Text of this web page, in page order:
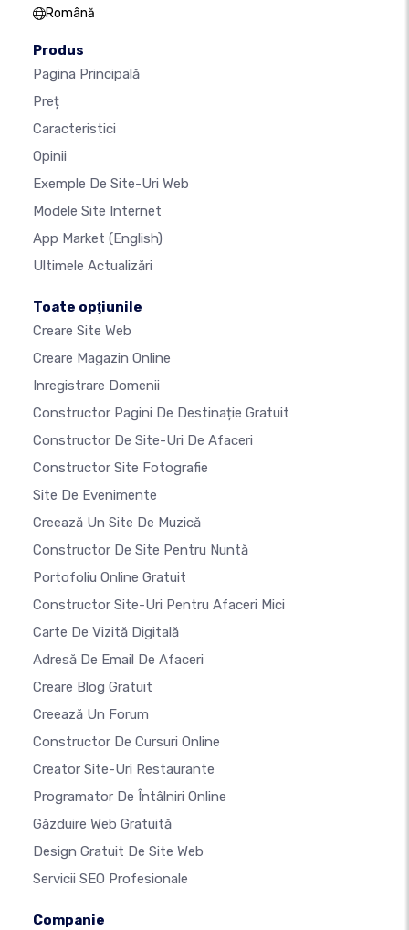
Română
Produs
Pagina Principală
Preț
Caracteristici
Opinii
Exemple De Site-Uri Web
Modele Site Internet
App Market (English)
Ultimele Actualizări
Toate opţiunile
Creare Site Web
Creare Magazin Online
Inregistrare Domenii
Constructor Pagini De Destinație Gratuit
Constructor De Site-Uri De Afaceri
Constructor Site Fotografie
Site De Evenimente
Creează Un Site De Muzică
Constructor De Site Pentru Nuntă
Portofoliu Online Gratuit
Constructor Site-Uri Pentru Afaceri Mici
Carte De Vizită Digitală
Adresă De Email De Afaceri
Creare Blog Gratuit
Creează Un Forum
Constructor De Cursuri Online
Creator Site-Uri Restaurante
Programator De Întâlniri Online
Găzduire Web Gratuită
Design Gratuit De Site Web
Servicii SEO Profesionale
Companie